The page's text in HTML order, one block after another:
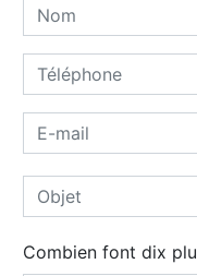
Combien font dix